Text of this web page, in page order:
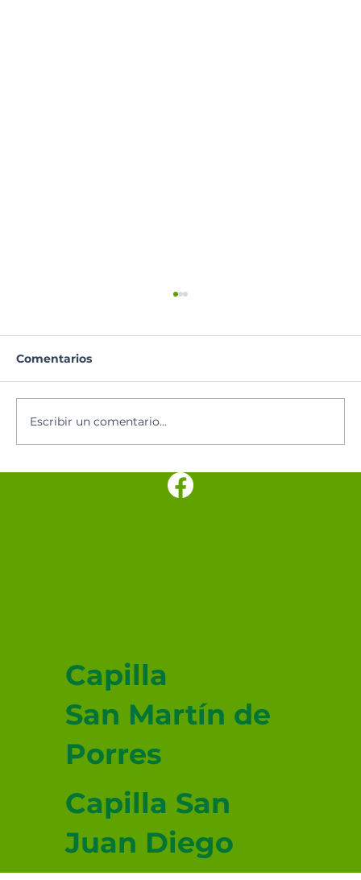
Comentarios
Escribir un comentario...
Capilla
San Martín de
Porres
Capilla San
Juan Diego